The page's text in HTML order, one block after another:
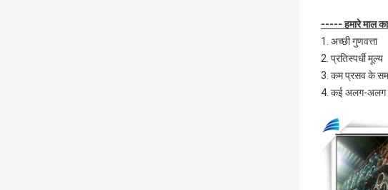
----- हमारे माल
1. अच्छी गुणवत्ता
2. प्रतिस्पर्धी मूल्य
3. कम प्रसव के
4. कई अलग-अलग